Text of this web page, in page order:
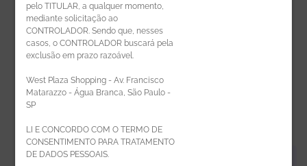
pelo TITULAR, a qualquer momento,
mediante solicitação ao
CONTROLADOR. Sendo que, nesses
casos, o CONTROLADOR buscará pela
exclusão em prazo razoável.
West Plaza Shopping - Av. Francisco
Matarazzo - Água Branca, São Paulo -
SP
LI E CONCORDO COM O TERMO DE
CONSENTIMENTO PARA TRATAMENTO
DE DADOS PESSOAIS.